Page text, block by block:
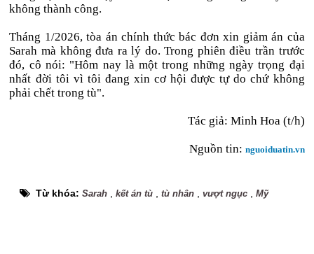
không thành công.
Tháng 1/2026, tòa án chính thức bác đơn xin giảm án của
Sarah mà không đưa ra lý do. Trong phiên điều trần trước
đó, cô nói: "Hôm nay là một trong những ngày trọng đại
nhất đời tôi vì tôi đang xin cơ hội được tự do chứ không
phải chết trong tù".
Tác giả: Minh Hoa (t/h)
Nguồn tin: nguoiduatin.vn
Từ khóa:Sarah ,kết án tù ,tù nhân ,vượt ngục ,Mỹ